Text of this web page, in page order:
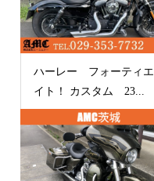
ハーレー フォーティエ
イト！ カスタム 23...